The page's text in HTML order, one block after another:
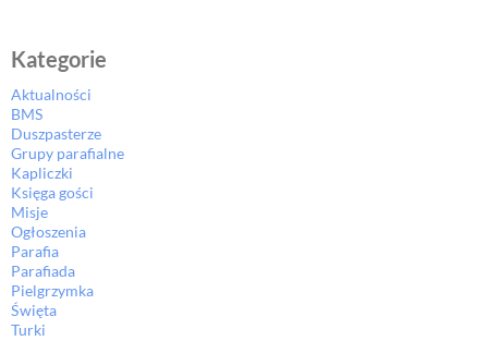
Kategorie
Aktualności
BMS
Duszpasterze
Grupy parafialne
Kapliczki
Księga gości
Misje
Ogłoszenia
Parafia
Parafiada
Pielgrzymka
Święta
Turki